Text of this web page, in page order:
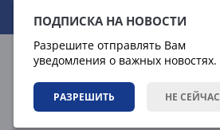
ПОДПИСКА НА НОВОСТИ
Разрешите отправлять Вам
уведомления о важных новостях.
РАЗРЕШИТЬ НЕ СЕЙЧАС
08.08.2026 11:48:27